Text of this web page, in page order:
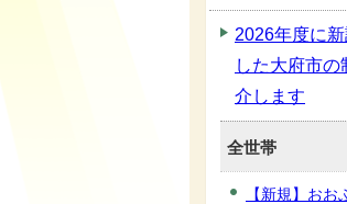
2026年度に
した大府市の
介します
全世帯
【新規】おお